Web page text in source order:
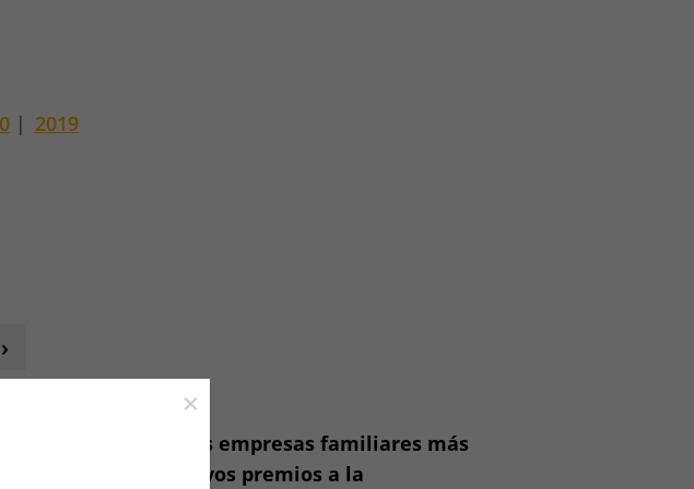
| 2019
es una de las empresas familiares más
en 2025. Nuevos premios a la
Close